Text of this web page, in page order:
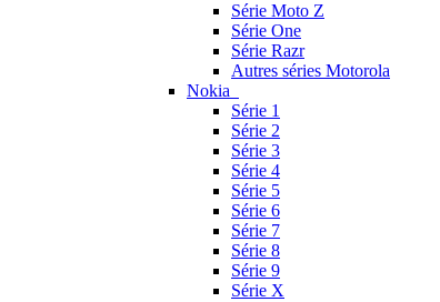
Série Moto Z
Série One
Série Razr
Autres séries Motorola
Nokia
Série 1
Série 2
Série 3
Série 4
Série 5
Série 6
Série 7
Série 8
Série 9
Série X